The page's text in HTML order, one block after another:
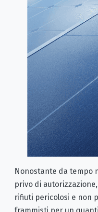
Nonostante da tempo
privo di
rifiuti pericolosi e non
frammisti per un